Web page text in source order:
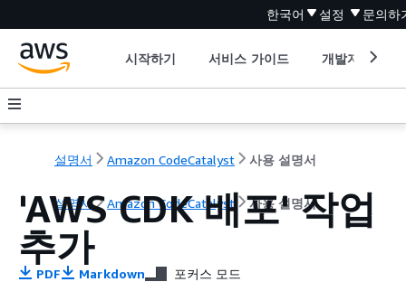
한국어 설정 문의하
시작하기 서비스 가이드 개발자 도구
설명서 Amazon CodeCatalyst 사용 설명서
설명서 Amazon CodeCatalyst 사용 설명서
'AWS CDK 배포' 작업
추가
PDF Markdown 포커스 모드